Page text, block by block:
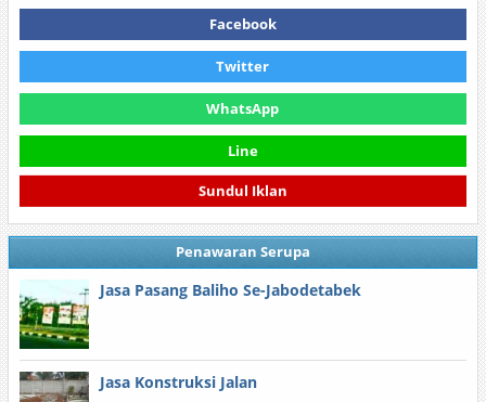
Facebook
Twitter
WhatsApp
Line
Sundul Iklan
Penawaran Serupa
Jasa Pasang Baliho Se-Jabodetabek
Jasa Konstruksi Jalan